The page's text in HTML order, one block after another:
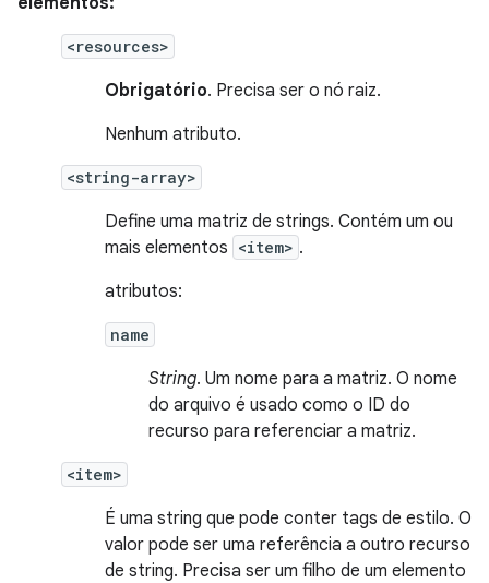
<resources>
Obrigatório. Precisa ser o nó raiz.
Nenhum atributo.
<string-array>
Define uma matriz de strings. Contém um ou
mais elementos <item> .
atributos:
name
String. Um nome para a matriz. O nome
do arquivo é usado como o ID do
recurso para referenciar a matriz.
<item>
É uma string que pode conter tags de estilo. O
valor pode ser uma referência a outro recurso
de string. Precisa ser um filho de um elemento